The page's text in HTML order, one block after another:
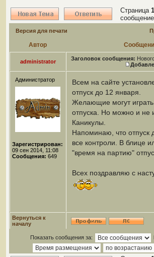
Страница 1
Версия для печати
Автор
administrator Заголовок сообщения:
Администратор
Зарегистрирован:
09 сен 2014, 11:08
Сообщения: 649
Всем на сайте
отпуск до 12 января.
Желающие могут
отпуска. Но можно и не
Каникулы.
Напоминаю, что отпуск
все контроли. В блице
"время на партию"
Всех поздравляю с
Вернуться к
началу
Показать сообщения за: